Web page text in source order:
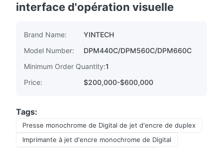
interface d'opération visuelle
Brand Name:
YINTECH
Model Number:
DPM440C/DPM560C/DPM660C
Minimum Order Quantity:1
Price:
$200,000-$600,000
Tags:
Presse monochrome de Digital de jet d'encre de duplex
Imprimante à jet d'encre monochrome de Digital